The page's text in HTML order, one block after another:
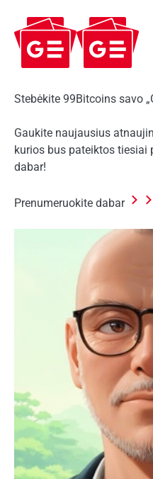
Stebėkite 99Bitcoins savo
Gaukite naujausius
kurios bus pateiktos tiesiai
dabar!
Prenumeruokite dabar